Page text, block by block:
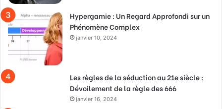
Hypergamie : Un Regard Approfondi sur un
Phénomène Complex
janvier 10, 2024
Les règles de la séduction au 21e siècle :
Dévoilement de la règle des 666
janvier 16, 2024